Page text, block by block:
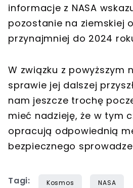
informacje z NASA
pozostanie na ziemskiej
przynajmniej do 2024
W związku z powyższym
sprawie jej dalszej
nam jeszcze trochę
mieć nadzieję, że w tym
opracują odpowiednią
bezpiecznego
Tagi: Kosmos NASA